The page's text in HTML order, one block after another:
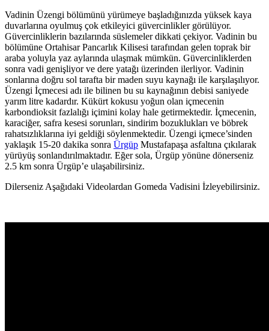
Vadinin Üzengi bölümünü yürümeye başladığınızda yüksek kaya
duvarlarına oyulmuş çok etkileyici güvercinlikler görülüyor.
Güvercinliklerin bazılarında süslemeler dikkati çekiyor. Vadinin bu
bölümüne Ortahisar Pancarlık Kilisesi tarafından gelen toprak bir
araba yoluyla yaz aylarında ulaşmak mümkün. Güvercinliklerden
sonra vadi genişliyor ve dere yatağı üzerinden ilerliyor. Vadinin
sonlarına doğru sol tarafta bir maden suyu kaynağı ile karşılaşılıyor.
Üzengi İçmecesi adı ile bilinen bu su kaynağının debisi saniyede
yarım litre kadardır. Kükürt kokusu yoğun olan içmecenin
karbondioksit fazlalığı içimini kolay hale getirmektedir. İçmecenin,
karaciğer, safra kesesi sorunları, sindirim bozuklukları ve böbrek
rahatsızlıklarına iyi geldiği söylenmektedir. Üzengi içmece’sinden
yaklaşık 15-20 dakika sonra Ürgüp Mustafapaşa asfaltına çıkılarak
yürüyüş sonlandırılmaktadır. Eğer sola, Ürgüp yönüne dönerseniz
2.5 km sonra Ürgüp’e ulaşabilirsiniz.
Dilerseniz Aşağıdaki Videolardan Gomeda Vadisini İzleyebilirsiniz.